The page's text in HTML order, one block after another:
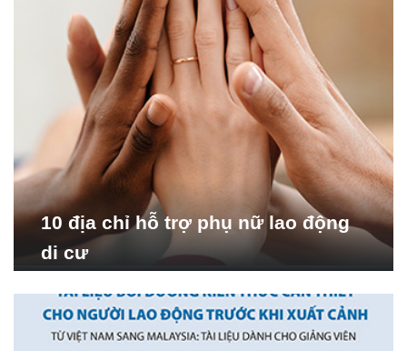
10 địa chỉ hỗ trợ phụ nữ lao động
di cư